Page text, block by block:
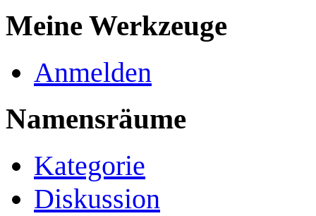
Meine Werkzeuge
Anmelden
Namensräume
Kategorie
Diskussion